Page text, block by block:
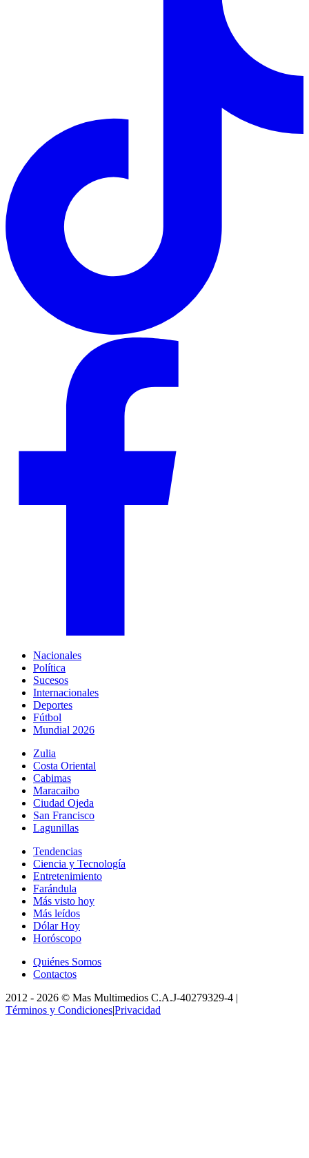
Nacionales
Política
Sucesos
Internacionales
Deportes
Fútbol
Mundial 2026
Zulia
Costa Oriental
Cabimas
Maracaibo
Ciudad Ojeda
San Francisco
Lagunillas
Tendencias
Ciencia y Tecnología
Entretenimiento
Farándula
Más visto hoy
Más leídos
Dólar Hoy
Horóscopo
Quiénes Somos
Contactos
2012 - 2026 © Mas Multimedios C.A.J-40279329-4 |
Términos y Condiciones|Privacidad